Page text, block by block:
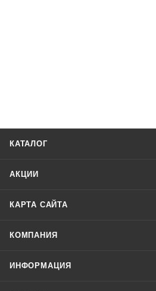
КАТАЛОГ
АКЦИИ
КАРТА САЙТА
КОМПАНИЯ
ИНФОРМАЦИЯ